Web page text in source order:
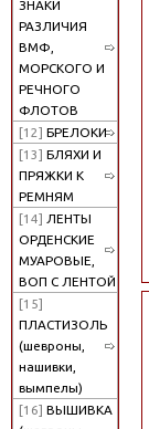
ЗНАКИ
РАЗЛИЧИЯ
ВМФ,
МОРСКОГО И
РЕЧНОГО
ФЛОТОВ
[12] БРЕЛОКИ
[13] БЛЯХИ И
ПРЯЖКИ К
РЕМНЯМ
[14] ЛЕНТЫ
ОРДЕНСКИЕ
МУАРОВЫЕ,
ВОП С ЛЕНТОЙ
[15]
ПЛАСТИЗОЛЬ
(шевроны,
нашивки,
вымпелы)
[16] ВЫШИВКА